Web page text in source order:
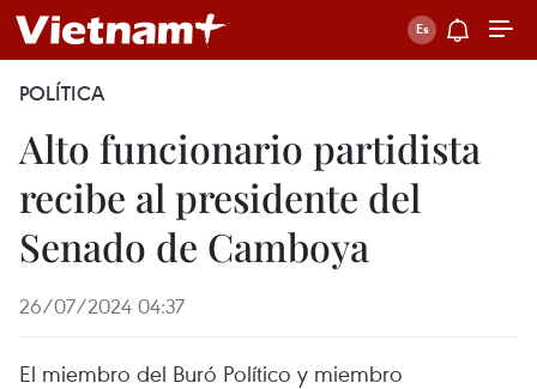
POLÍTICA
Alto funcionario partidista
recibe al presidente del
Senado de Camboya
26/07/2024 04:37
El miembro del Buró Político y miembro